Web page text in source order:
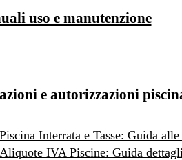
uso e manutenzione
e autorizzazioni
Piscina Interrata e Tasse: Guida
Aliquote IVA Piscine: Guida